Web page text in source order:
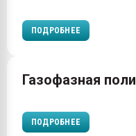
ПОДРОБНЕЕ
Газофазная
ПОДРОБНЕЕ